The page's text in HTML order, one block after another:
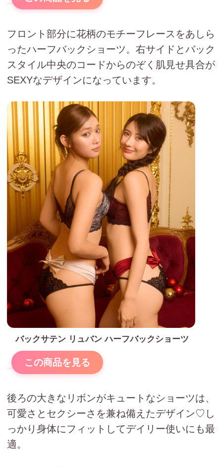
フロント部分に花柄のモチーフレースをあしら
ったハーフバックショーツ。右サイドとバック
スタイル中央のコードからのぞく肌見せ具合が
SEXYなデザインになっています。
バックサテン リュバン ハーフバックショーツ
この商品を見る
後ろの大きなリボンがキュートなショーツは、
可愛さとセクシーさを兼ね備えたデザイン♡し
っかり身体にフィットしてデイリー使いにも最
適。